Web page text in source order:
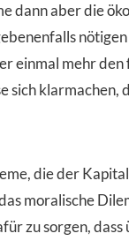
dann aber die
einmal mehr
sich
die der
moralische
zu sorgen,